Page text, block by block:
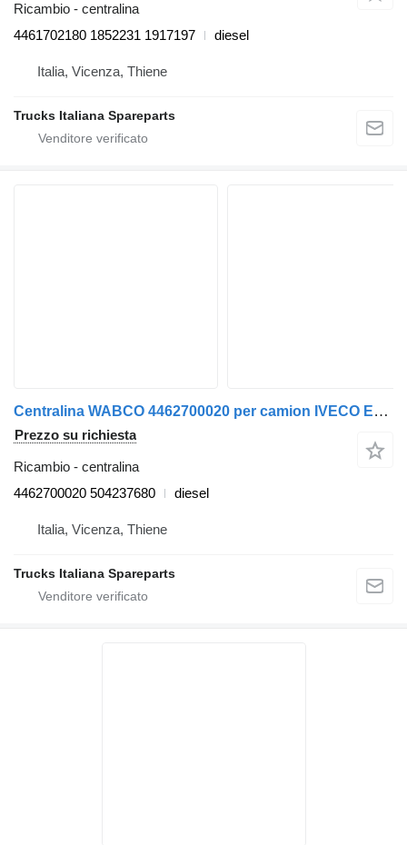
Ricambio - centralina
4461702180 1852231 1917197
diesel
Italia, Vicenza, Thiene
Trucks Italiana Spareparts
Centralina WABCO 4462700020 per camion IVECO EUROCARGO 2005>2008
Prezzo su richiesta
Ricambio - centralina
4462700020 504237680
diesel
Italia, Vicenza, Thiene
Trucks Italiana Spareparts